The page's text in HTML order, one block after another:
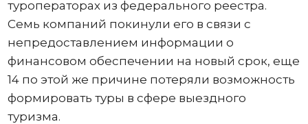
туроператорах из федерального реестра.
Семь компаний покинули его в связи с
непредоставлением информации о
финансовом обеспечении на новый срок, еще
14 по этой же причине потеряли возможность
формировать туры в сфере выездного
туризма.